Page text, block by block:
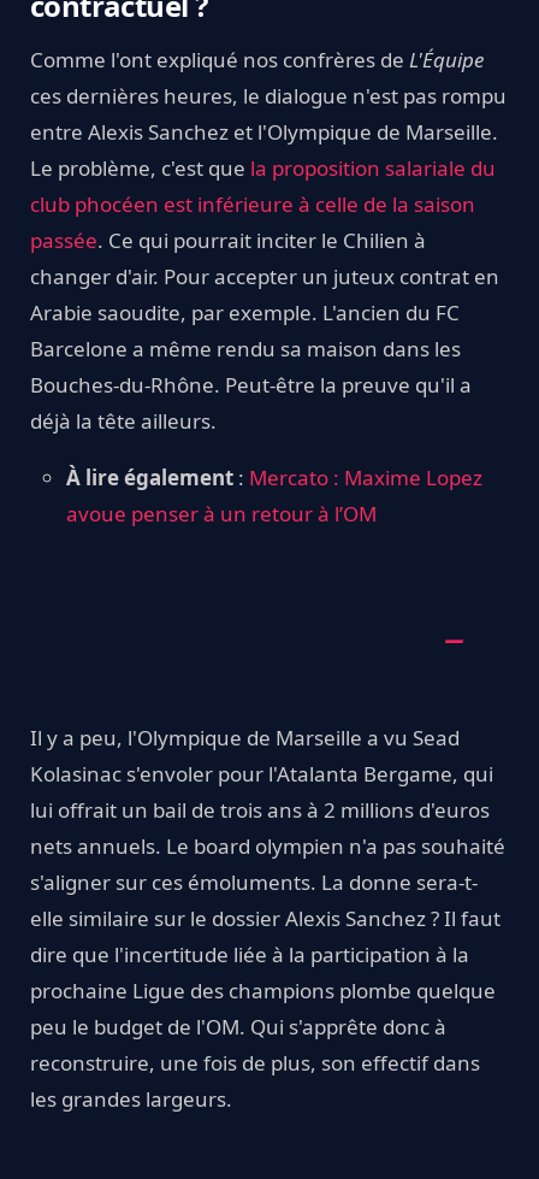
Comme l'ont expliqué nos confrères de L'Équipe
ces dernières heures, le dialogue n'est pas rompu
entre Alexis Sanchez et l'Olympique de Marseille.
Le problème, c'est que la proposition salariale du
club phocéen est inférieure à celle de la saison
passée. Ce qui pourrait inciter le Chilien à
changer d'air. Pour accepter un juteux contrat en
Arabie saoudite, par exemple. L'ancien du FC
Barcelone a même rendu sa maison dans les
Bouches-du-Rhône. Peut-être la preuve qu'il a
déjà la tête ailleurs.
À lire également : Mercato : Maxime Lopez
avoue penser à un retour à l’OM
Il y a peu, l'Olympique de Marseille a vu Sead
Kolasinac s'envoler pour l'Atalanta Bergame, qui
lui offrait un bail de trois ans à 2 millions d'euros
nets annuels. Le board olympien n'a pas souhaité
s'aligner sur ces émoluments. La donne sera-t-
elle similaire sur le dossier Alexis Sanchez ? Il faut
dire que l'incertitude liée à la participation à la
prochaine Ligue des champions plombe quelque
peu le budget de l'OM. Qui s'apprête donc à
reconstruire, une fois de plus, son effectif dans
les grandes largeurs.